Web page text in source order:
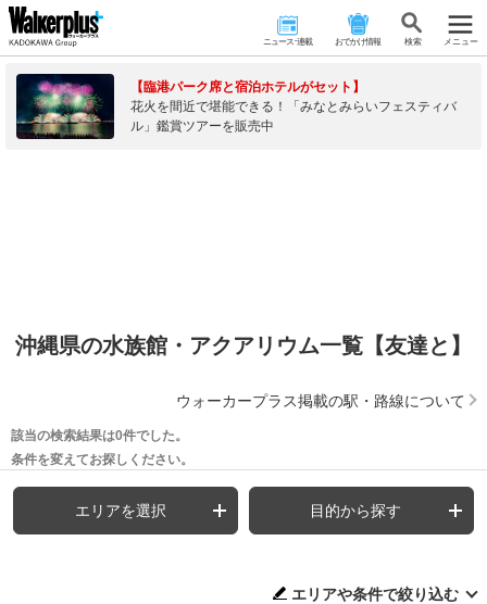
ニュース･連載 おでかけ情報 検 索 メニュー
【臨港パーク席と宿泊ホテルがセット】
花火を間近で堪能できる！「みなとみらいフェスティバ
ル」鑑賞ツアーを販売中
沖縄県の水族館・アクアリウム一覧【友達と】
ウォーカープラス掲載の駅・路線について
該当の検索結果は0件でした。
条件を変えてお探しください。
エリアを選択 目的から探す
エリアや条件で絞り込む